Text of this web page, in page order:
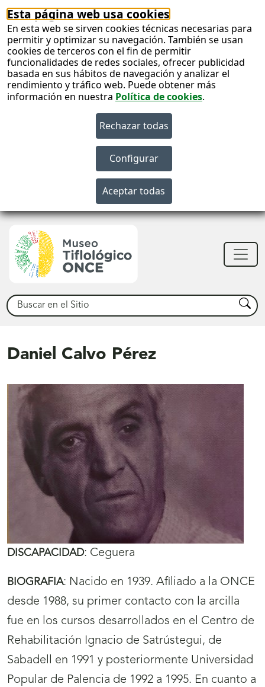
Esta página web usa cookies
En esta web se sirven cookies técnicas necesarias para
permitir y optimizar su navegación. También se usan
cookies de terceros con el fin de permitir
funcionalidades de redes sociales, ofrecer publicidad
basada en sus hábitos de navegación y analizar el
rendimiento y tráfico web. Puede obtener más
información en nuestra Política de cookies.
Buscar Buscar
Daniel Calvo Pérez
DISCAPACIDAD: Ceguera
BIOGRAFIA: Nacido en 1939. Afiliado a la ONCE
desde 1988, su primer contacto con la arcilla
fue en los cursos desarrollados en el Centro de
Rehabilitación Ignacio de Satrústegui, de
Sabadell en 1991 y posteriormente Universidad
Popular de Palencia de 1992 a 1995. En cuanto a